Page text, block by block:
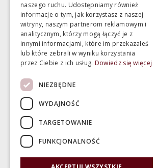
Termin realizacji zamówienia
Gwarancja i serwis
Zwrot towaru
naszego ruchu. Udostępniamy również
informacje o tym, jak korzystasz z naszej
witryny, naszym partnerom reklamowym i
analitycznym, którzy mogą łączyć je z
innymi informacjami, które im przekazałeś
lub które zebrali w wyniku korzystania
przez Ciebie z ich usług. Dowiedz się więcej
NIEZBĘDNE
WYDAJNOŚĆ
TARGETOWANIE
FUNKCJONALNOŚĆ